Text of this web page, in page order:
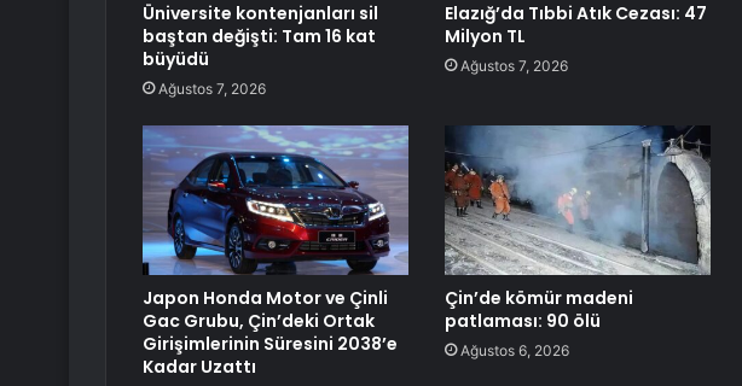
Üniversite kontenjanları sil
baştan değişti: Tam 16 kat
büyüdü
Ağustos 7, 2026
Elazığ’da Tıbbi Atık Cezası: 47
Milyon TL
Ağustos 7, 2026
Japon Honda Motor ve Çinli
Gac Grubu, Çin’deki Ortak
Girişimlerinin Süresini 2038’e
Kadar Uzattı
Çin’de kömür madeni
patlaması: 90 ölü
Ağustos 6, 2026